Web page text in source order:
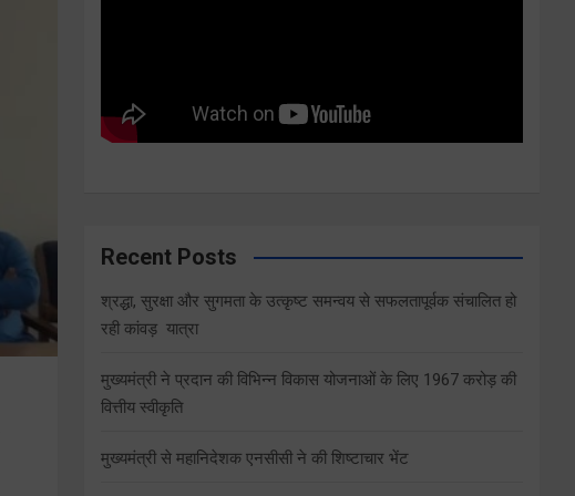
Recent Posts
श्रद्धा, सुरक्षा और सुगमता के उत्कृष्ट समन्वय से सफलतापूर्वक संचालित हो
रही कांवड़ यात्रा
मुख्यमंत्री ने प्रदान की विभिन्न विकास योजनाओं के लिए 1967 करोड़ की
वित्तीय स्वीकृति
मुख्यमंत्री से महानिदेशक एनसीसी ने की शिष्टाचार भेंट